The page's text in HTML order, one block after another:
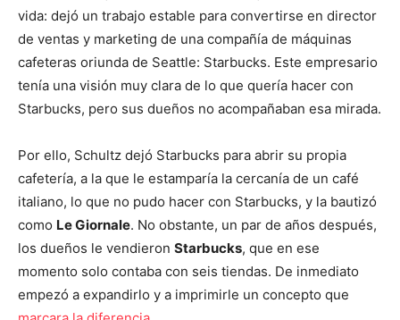
vida: dejó un trabajo estable para convertirse en director
de ventas y marketing de una compañía de máquinas
cafeteras oriunda de Seattle: Starbucks. Este empresario
tenía una visión muy clara de lo que quería hacer con
Starbucks, pero sus dueños no acompañaban esa mirada.
Por ello, Schultz dejó Starbucks para abrir su propia
cafetería, a la que le estamparía la cercanía de un café
italiano, lo que no pudo hacer con Starbucks, y la bautizó
como Le Giornale. No obstante, un par de años después,
los dueños le vendieron Starbucks, que en ese
momento solo contaba con seis tiendas. De inmediato
empezó a expandirlo y a imprimirle un concepto que